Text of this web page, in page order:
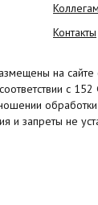
Коллегам
Контакты
на сайте
с
и запреты не